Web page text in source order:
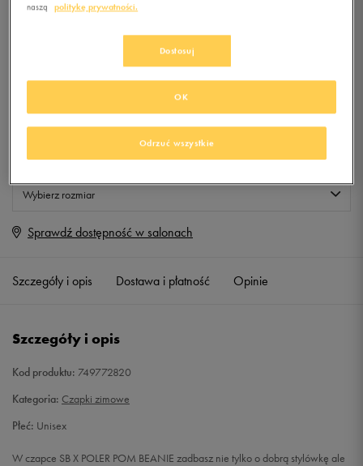
0.0(0)
Produkt niedostępny
Jeśli artykuł będzie ponownie dostępny, otrzymasz od nas powiadomienie.
Wybierz rozmiar
ONE SIZE Powiadom o dostępności
Sprawdź dostępność w salonach
Szczegóły i opis Dostawa i płatność Opinie
Szczegóły i opis
Kod produktu: 749772820
Kategoria: Czapki zimowe
Płeć: Unisex
W czapce SB X POLER POM BEANIE zadbasz nie tylko o dobrą stylówkę ale
naszą
politykę prywatności.
Dostosuj
Odrzuć wszystkie
OK